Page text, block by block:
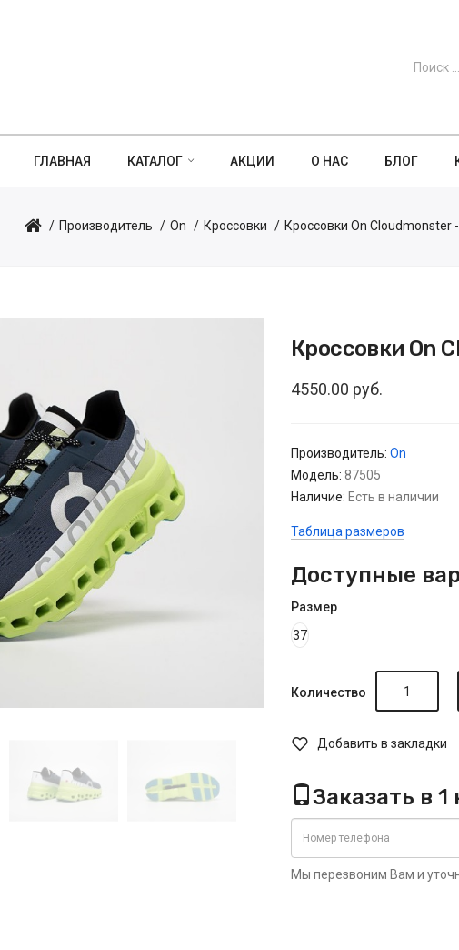
ГЛАВНАЯ КАТАЛОГ АКЦИИ О НАС БЛОГ
Производитель On Кроссовки Кроссовки On Cloudmonster
Кроссовки On
4550.00 руб.
Производитель: On
Модель: 87505
Наличие: Есть в наличии
Таблица размеров
Доступные
Размер
37
Количество
Добавить в закладки
Заказать в 1
Мы перезвоним Вам и